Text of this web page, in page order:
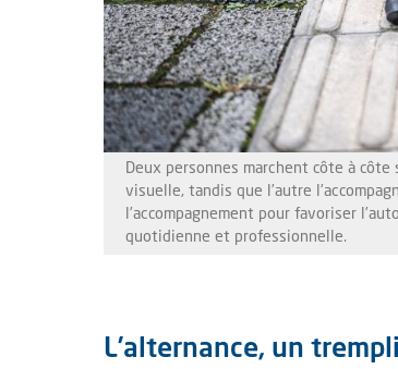
Deux personnes marchent côte à
visuelle, tandis que l’autre
l’accompagnement pour favoriser
quotidienne et professionnelle.
L’alternance, un